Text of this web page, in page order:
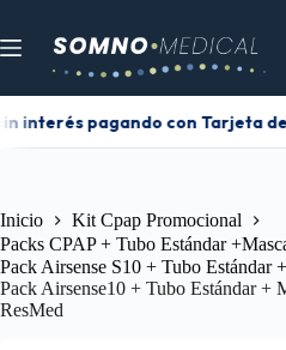
interés pagando con Tarjeta de
Inicio
Kit Cpap Promocional
Packs CPAP + Tubo Estándar
Pack Airsense S10 + Tubo Estándar
Pack Airsense10 + Tubo Estándar +
ResMed